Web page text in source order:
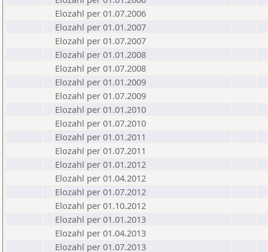
Elozahl per 01.07.2006
Elozahl per 01.01.2007
Elozahl per 01.07.2007
Elozahl per 01.01.2008
Elozahl per 01.07.2008
Elozahl per 01.01.2009
Elozahl per 01.07.2009
Elozahl per 01.01.2010
Elozahl per 01.07.2010
Elozahl per 01.01.2011
Elozahl per 01.07.2011
Elozahl per 01.01.2012
Elozahl per 01.04.2012
Elozahl per 01.07.2012
Elozahl per 01.10.2012
Elozahl per 01.01.2013
Elozahl per 01.04.2013
Elozahl per 01.07.2013